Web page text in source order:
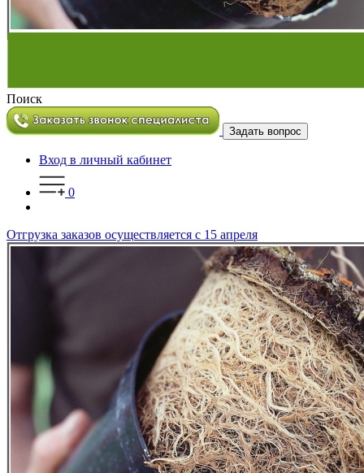
Поиск
Задать вопрос
Вход в личный кабинет
0
Отгрузка заказов осуществляется с 15 апреля